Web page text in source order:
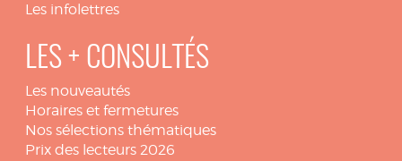
Les infolettres
LES + CONSULTÉS
Les nouveautés
Horaires et fermetures
Nos sélections thématiques
Prix des lecteurs 2026